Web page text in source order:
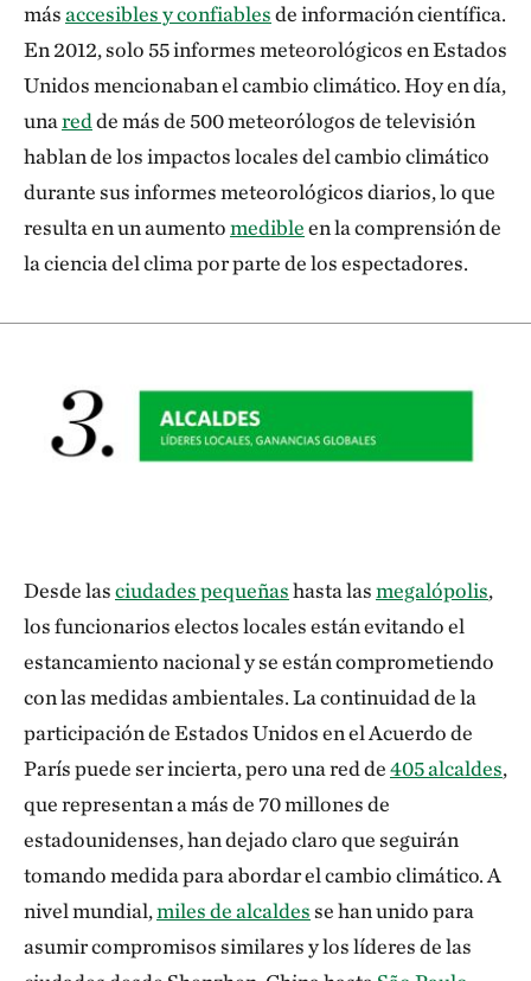
másaccesibles y confiablesde información científica.
En 2012, solo 55 informes meteorológicos en Estados
Unidos mencionaban el cambio climático. Hoy en día,
unaredde más de 500 meteorólogos de televisión
hablan de los impactos locales del cambio climático
durante sus informes meteorológicos diarios, lo que
resulta en un aumentomedibleen la comprensión de
la ciencia del clima por parte de los espectadores.
Desde lasciudades pequeñashasta lasmegalópolis,
los funcionarios electos locales están evitando el
estancamiento nacional y se están comprometiendo
con las medidas ambientales. La continuidad de la
participación de Estados Unidos en el Acuerdo de
París puede ser incierta, pero una red de405 alcaldes,
que representan a más de 70 millones de
estadounidenses, han dejado claro que seguirán
tomando medida para abordar el cambio climático. A
nivel mundial,miles de alcaldesse han unido para
asumir compromisos similares y los líderes de las